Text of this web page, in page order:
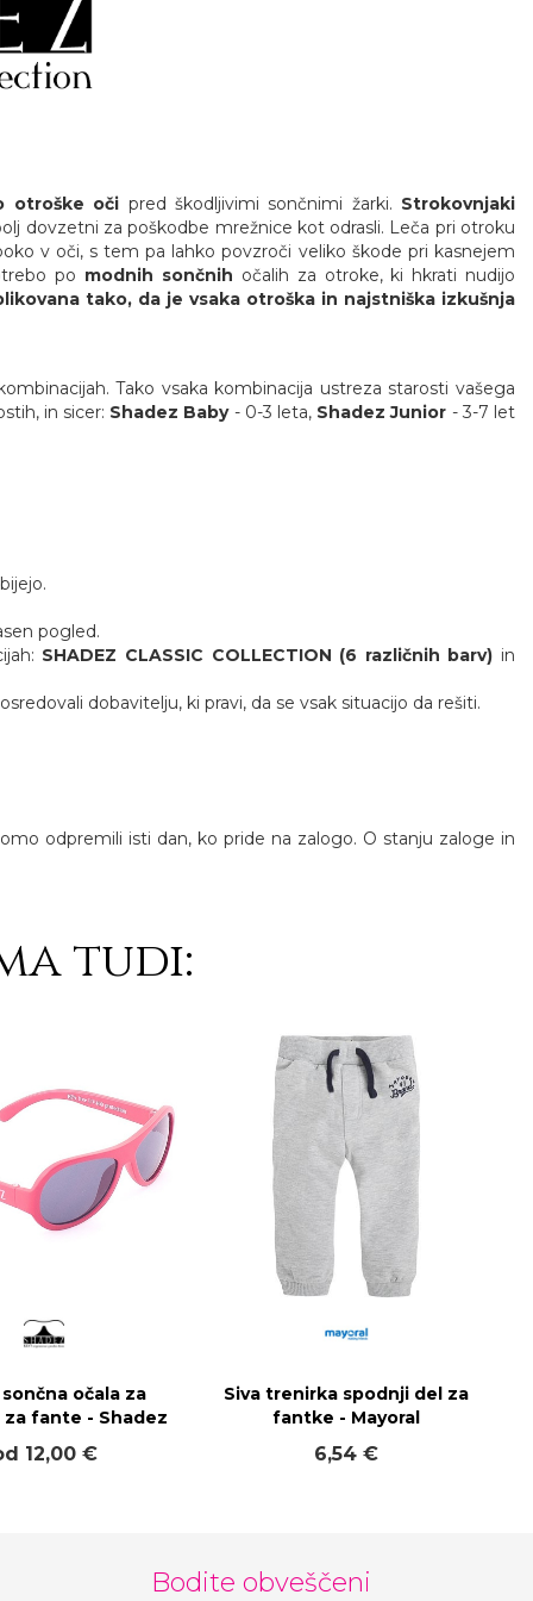
otroške oči pred škodljivimi sončnimi žarki. Strokovnjaki
dovzetni za poškodbe mrežnice kot odrasli. Leča pri otroku
v oči, s tem pa lahko povzroči veliko škode pri kasnejem
po modnih sončnih očalih za otroke, ki hkrati nudijo
tako, da je vsaka otroška in najstniška izkušnja
Tako vsaka kombinacija ustreza starosti vašega
in sicer: Shadez Baby- 0-3 leta, Shadez Junior - 3-7 let
pogled.
SHADEZ CLASSIC COLLECTION (6 različnih barv) in
dobavitelju, ki pravi, da se vsak situacijo da rešiti.
odpremili isti dan, ko pride na zalogo. O stanju zaloge in
tudi:
sončna očala za
fante - Shadez
12,00 €
Siva trenirka spodnji del za
fantke - Mayoral
6,54 €
Bodite obveščeni